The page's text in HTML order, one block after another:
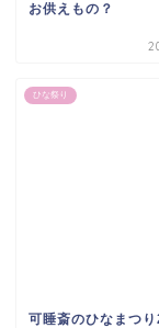
お供えもの？
ひな祭り
可睡斎のひなまつ